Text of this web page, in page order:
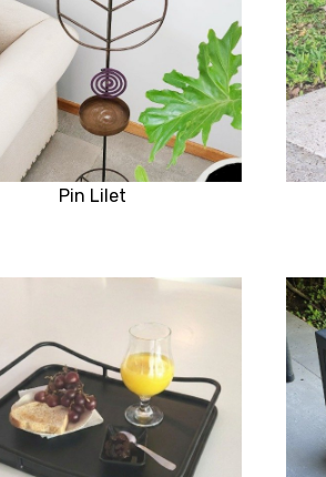
Pin Lilet